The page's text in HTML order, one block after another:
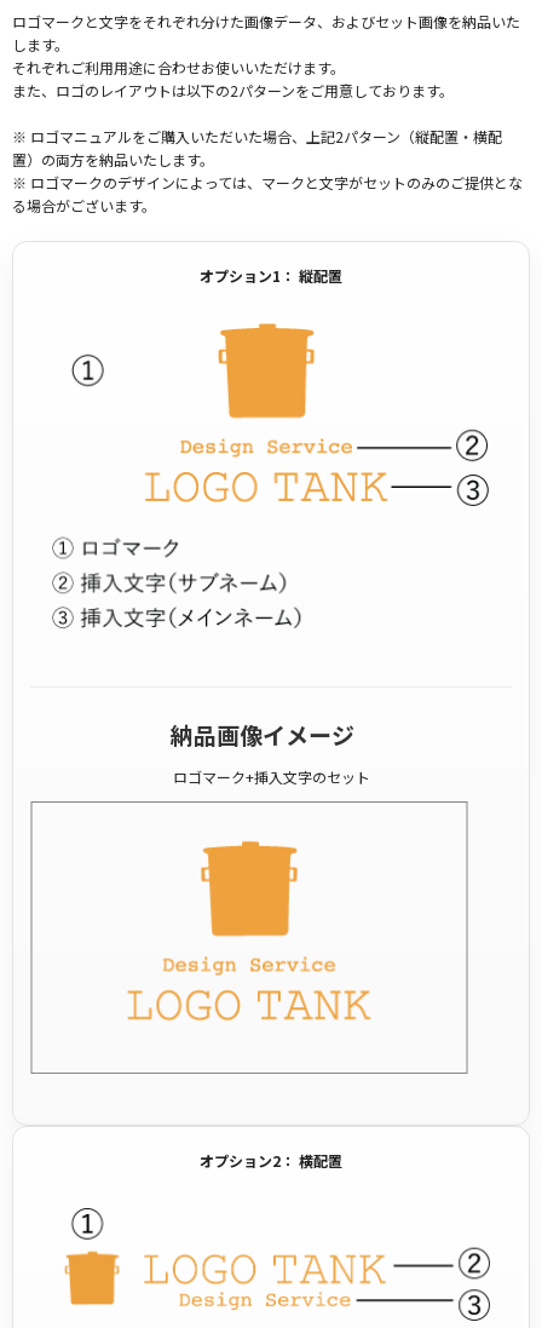
ロゴマークと文字をそれぞれ分けた画像データ、およびセット画像を納品いた
します。
それぞれご利用用途に合わせお使いいただけます。
また、ロゴのレイアウトは以下の2パターンをご用意しております。
※ ロゴマニュアルをご購入いただいた場合、上記2パターン（縦配置・横配
置）の両方を納品いたします。
※ ロゴマークのデザインによっては、マークと文字がセットのみのご提供とな
る場合がございます。
オプション1： 縦配置
納品画像イメージ
ロゴマーク+挿入文字のセット
オプション2： 横配置